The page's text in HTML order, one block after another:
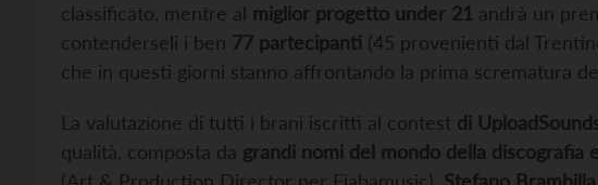
classificato, mentre al miglior progetto under 21 andrà un
contenderseli i ben 77 partecipanti (45 provenienti dal
che in questi giorni stanno affrontando la prima scrematura
La valutazione di tutti i brani iscritti al contest di
qualità, composta da grandi nomi del mondo della discografia